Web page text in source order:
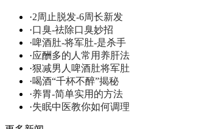
·2周止脱发-6周长新发
·口臭-祛除口臭妙招
·啤酒肚-将军肚-是杀手
·应酬多的人常用养肝法
·狠减男人啤酒肚将军肚
·喝酒“千杯不醉”揭秘
·养胃-简单实用的方法
·失眠中医教你如何调理